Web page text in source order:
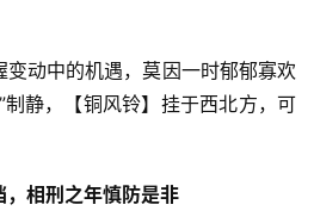
变动中的机遇，莫因一时郁郁寡欢
制静，【铜风铃】挂于西北方，可
相刑之年慎防是非